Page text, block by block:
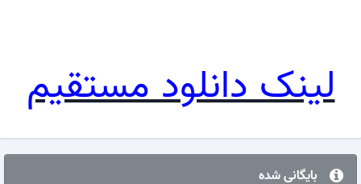
لینک دانلود مستقیم
بایگانی شده